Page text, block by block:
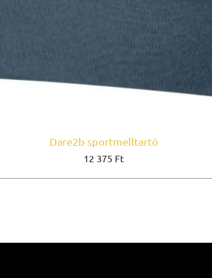
Dare2b sportmelltartó
Ár
12 375 Ft